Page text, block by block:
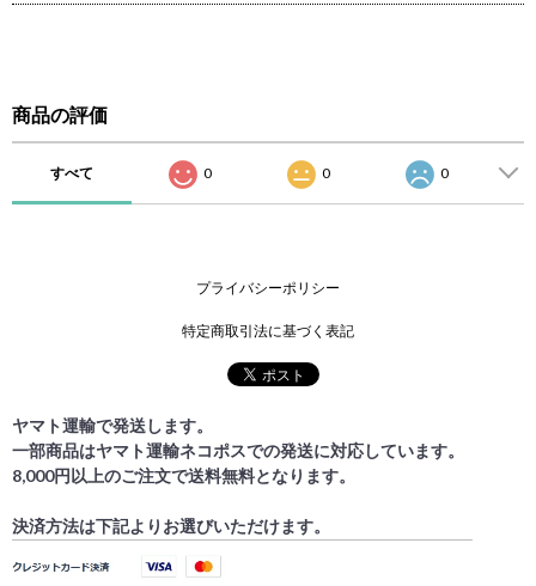
商品の評価
すべて 0 0 0
プライバシーポリシー
特定商取引法に基づく表記
ヤマト運輸で発送します。
一部商品はヤマト運輸ネコポスでの発送に対応しています。
8,000円以上のご注文で送料無料となります。
決済方法は下記よりお選びいただけます。